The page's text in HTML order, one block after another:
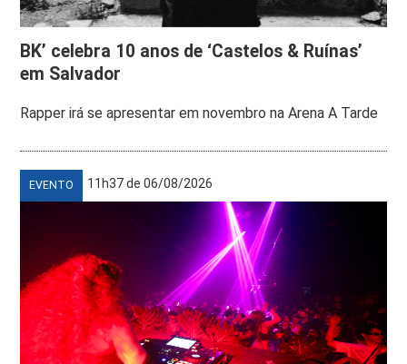
BK’ celebra 10 anos de ‘Castelos & Ruínas’
em Salvador
Rapper irá se apresentar em novembro na Arena A Tarde
EVENTO 11h37 de 06/08/2026